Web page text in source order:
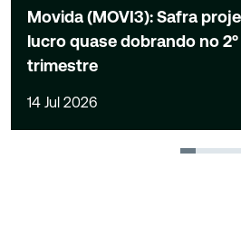
Movida (MOVI3): Safra
lucro quase dobrando no 2º
trimestre
14 Jul 2026
1 2 3